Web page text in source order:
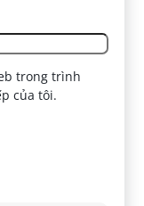
trong trình
của tôi.